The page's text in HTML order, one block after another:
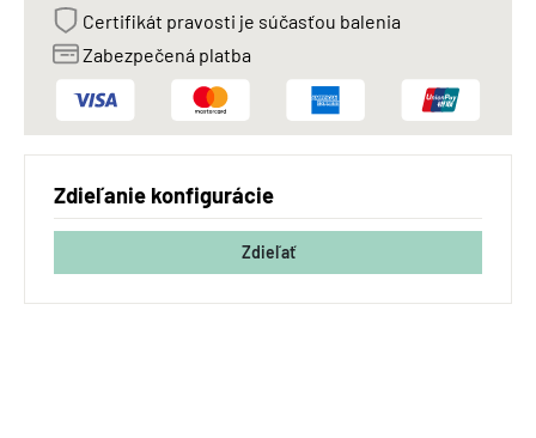
Certifikát pravosti je súčasťou balenia
Zabezpečená platba
Zdieľanie konfigurácie
Zdieľať